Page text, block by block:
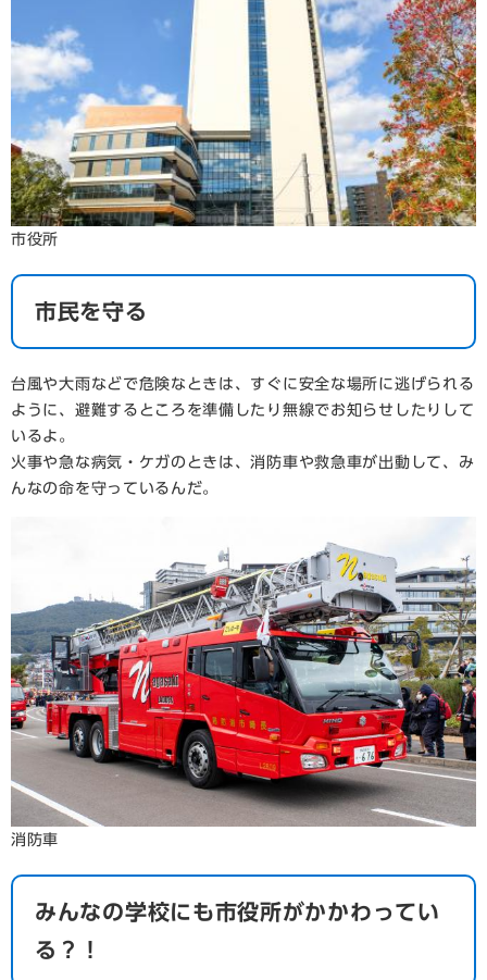
市役所
市民を守る
台風や大雨などで危険なときは、すぐに安全な場所に逃げられる
ように、避難するところを準備したり無線でお知らせしたりして
いるよ。
火事や急な病気・ケガのときは、消防車や救急車が出動して、み
んなの命を守っているんだ。
消防車
みんなの学校にも市役所がかかわってい
る？！